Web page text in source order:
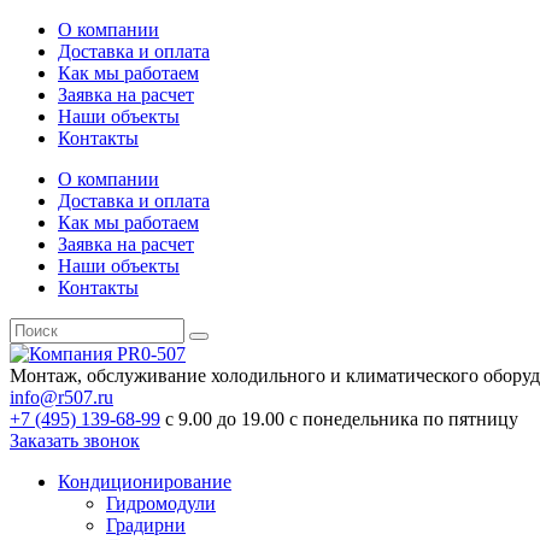
О компании
Доставка и оплата
Как мы работаем
Заявка на расчет
Наши объекты
Контакты
О компании
Доставка и оплата
Как мы работаем
Заявка на расчет
Наши объекты
Контакты
Монтаж, обслуживание холодильного и климатического
info@r507.ru
+7 (495) 139-68-99 с 9.00 до 19.00 с понедельника по пятницу
Заказать звонок
Кондиционирование
Гидромодули
Градирни